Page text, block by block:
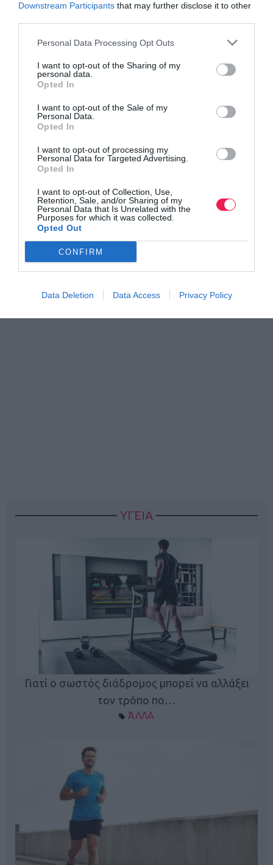
Downstream Participants that may further disclose it to other
Personal Data Processing Opt Outs
I want to opt-out of the Sharing of my
personal data.
Opted In
I want to opt-out of the Sale of my
Personal Data.
Opted In
I want to opt-out of processing my
Personal Data for Targeted Advertising.
Opted In
I want to opt-out of Collection, Use,
Retention, Sale, and/or Sharing of my
Personal Data that Is Unrelated with the
Purposes for which it was collected.
Opted Out
CONFIRM
Data Deletion Data Access Privacy Policy
ΥΓΕΙΑ
Γιατί ο σωστός διάδρομος μπορεί να αλλάξει
τον τρόπο πο…
ΆΛΛΑ